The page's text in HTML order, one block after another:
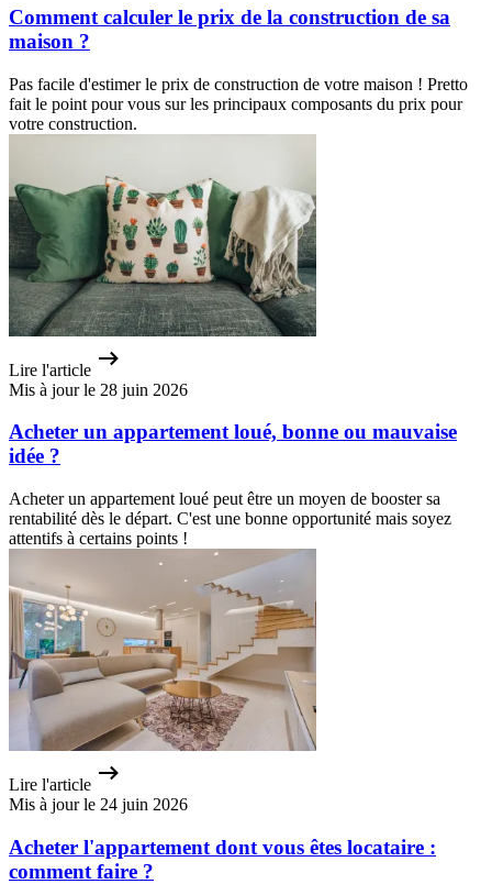
Comment calculer le prix de la construction de sa
maison ?
Pas facile d'estimer le prix de construction de votre maison ! Pretto
fait le point pour vous sur les principaux composants du prix pour
votre construction.
Lire l'article
Mis à jour le 28 juin 2026
Acheter un appartement loué, bonne ou mauvaise
idée ?
Acheter un appartement loué peut être un moyen de booster sa
rentabilité dès le départ. C'est une bonne opportunité mais soyez
attentifs à certains points !
Lire l'article
Mis à jour le 24 juin 2026
Acheter l'appartement dont vous êtes locataire :
comment faire ?